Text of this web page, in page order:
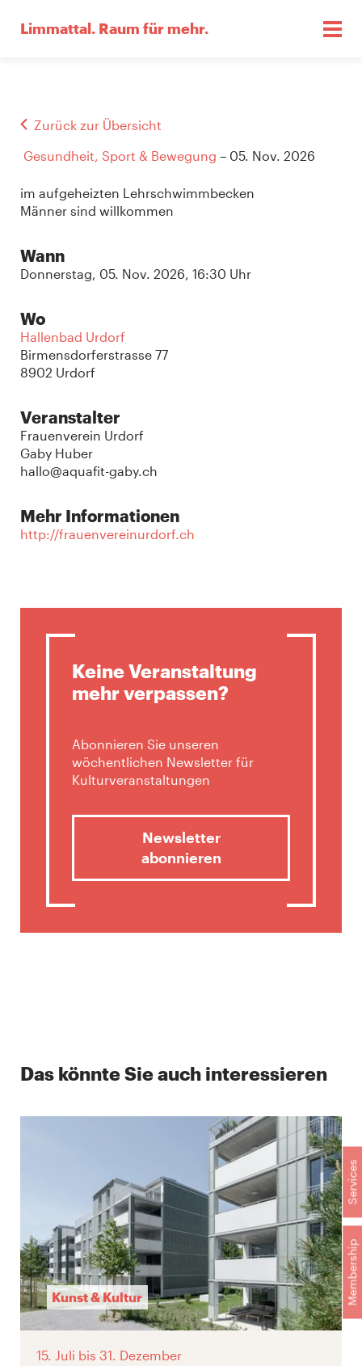
Membership
Services
Limmattal. Raum für mehr.
Zurück zur Übersicht
Gesundheit, Sport & Bewegung – 05. Nov. 2026
im aufgeheizten Lehrschwimmbecken
Männer sind willkommen
Wann
Donnerstag, 05. Nov. 2026, 16:30 Uhr
Wo
Hallenbad Urdorf
Birmensdorferstrasse 77
8902 Urdorf
Veranstalter
Frauenverein Urdorf
Gaby Huber
hallo@aquafit-gaby.ch
Mehr Informationen
http://frauenvereinurdorf.ch
Keine Veranstaltung
mehr verpassen?
Abonnieren Sie unseren
wöchentlichen Newsletter für
Kulturveranstaltungen
Newsletter
abonnieren
Das könnte Sie auch interessieren
Kunst & Kultur
15. Juli bis 31. Dezember